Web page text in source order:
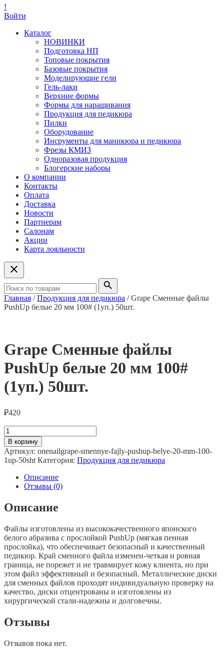
!
Войти
Каталог
НОВИНКИ
Подготовка НП
Топовые покрытия
Базовые покрытия
Моделирующие гели
Гель-лаки
Верхние формы
Формы для наращивания
Продукция для педикюра
Пилки
Оборудование
Инсрументы для маникюра и педикюра
Фрезы КМИЗ
Одноразовая продукция
Блогерские наборы
О компании
Контакты
Оплата
Доставка
Новости
Партнерам
Салонам
Акции
Карта лояльности
Главная /Продукция для педикюра / Grape Сменные файлы
PushUp белые 20 мм 100# (1уп.) 50шт.
Grape Сменные файлы
PushUp белые 20 мм 100#
(1уп.) 50шт.
₽420
Количество
товара
Grape
Сменные
файлы
PushUp
белые
мм
100#
50шт.
В корзину
Артикул: onenailgrape-smennye-fajly-pushup-belye-20-mm-100-
1up-50sht Категория: Продукция для педикюра
Описание
Отзывы (0)
Описание
Файлы изготовлены из высококачественного японского
белого абразива с прослойкой PushUp (мягкая пенная
прослойка), что обеспечивает безопасный и качественный
педикюр. Край сменного файла изменен-четкая и ровная
граница, не порежет и не травмирует кожу клиента, но при
этом файл эффективный и безопасный. Металлические диски
для сменных файлов проходят индивидуальную проверку на
качество, диски отцентрованы и изготовлены из
хирургической стали-надежны и долговечны.
Отзывы
Отзывов пока нет.